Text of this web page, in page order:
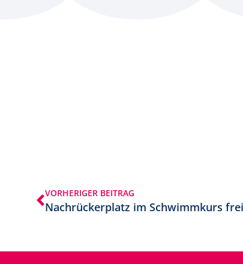
VORHERIGER BEITRAG
Nachrückerplatz im Schwimmkurs